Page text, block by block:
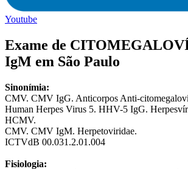
Youtube
Exame de
IgM em São Paulo
Sinonímia:
CMV. CMV IgG. Anticorpos Anti-
Human Herpes Virus 5. HHV-5 IgG.
HCMV.
CMV. CMV IgM. Herpetoviridae.
ICTVdB 00.031.2.01.004
Fisiologia: